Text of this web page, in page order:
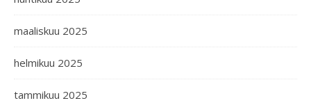
maaliskuu 2025
helmikuu 2025
tammikuu 2025